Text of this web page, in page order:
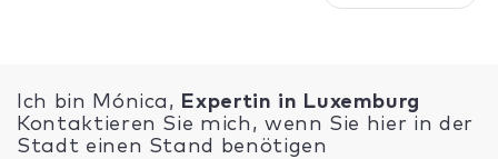
Ich bin Mónica, Expertin in Luxemburg
Kontaktieren Sie mich, wenn Sie hier in der
Stadt einen Stand benötigen